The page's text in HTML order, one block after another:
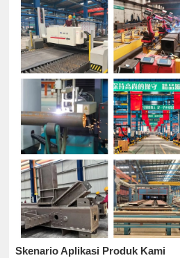
Skenario Aplikasi Produk Kami